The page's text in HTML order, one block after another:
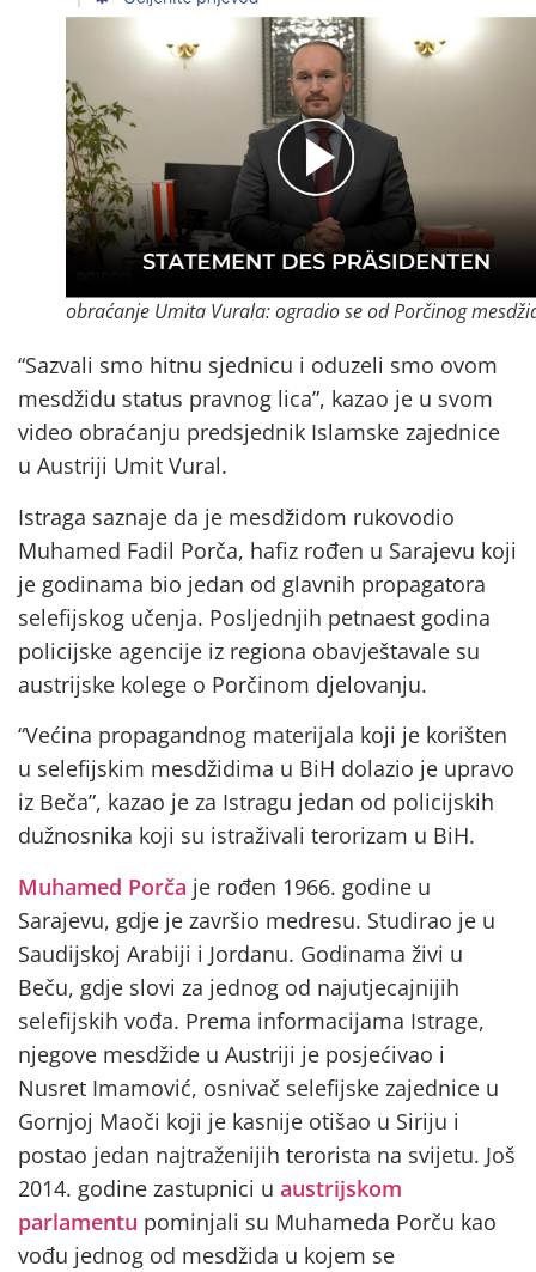
obraćanje Umita Vurala: ogradio se od Porčinog
“Sazvali smo hitnu sjednicu i oduzeli smo ovom
mesdžidu status pravnog lica”, kazao je u svom
video obraćanju predsjednik Islamske zajednice
u Austriji Umit Vural.
Istraga saznaje da je mesdžidom rukovodio
Muhamed Fadil Porča, hafiz rođen u Sarajevu koji
je godinama bio jedan od glavnih propagatora
selefijskog učenja. Posljednjih petnaest godina
policijske agencije iz regiona obavještavale su
austrijske kolege o Porčinom djelovanju.
“Većina propagandnog materijala koji je korišten
u selefijskim mesdžidima u BiH dolazio je upravo
iz Beča”, kazao je za Istragu jedan od policijskih
dužnosnika koji su istraživali terorizam u BiH.
Muhamed Porča je rođen 1966. godine u
Sarajevu, gdje je završio medresu. Studirao je u
Saudijskoj Arabiji i Jordanu. Godinama živi u
Beču, gdje slovi za jednog od najutjecajnijih
selefijskih vođa. Prema informacijama Istrage,
njegove mesdžide u Austriji je posjećivao i
Nusret Imamović, osnivač selefijske zajednice u
Gornjoj Maoči koji je kasnije otišao u Siriju i
postao jedan najtraženijih terorista na svijetu. Još
2014. godine zastupnici u austrijskom
parlamentu pominjali su Muhameda Porču kao
vođu jednog od mesdžida u kojem se